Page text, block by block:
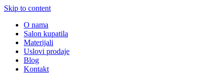
Skip to content
O nama
Salon kupatila
Materijali
Uslovi prodaje
Blog
Kontakt